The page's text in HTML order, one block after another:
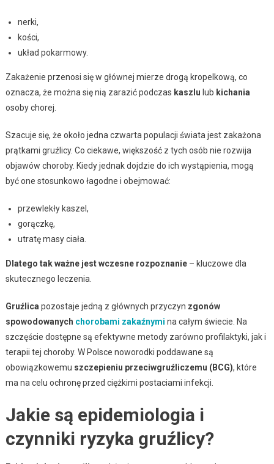
nerki,
kości,
układ pokarmowy.
Zakażenie przenosi się w głównej mierze drogą kropelkową, co
oznacza, że można się nią zarazić podczas kaszlu lub kichania
osoby chorej.
Szacuje się, że około jedna czwarta populacji świata jest zakażona
prątkami gruźlicy. Co ciekawe, większość z tych osób nie rozwija
objawów choroby. Kiedy jednak dojdzie do ich wystąpienia, mogą
być one stosunkowo łagodne i obejmować:
przewlekły kaszel,
gorączkę,
utratę masy ciała.
Dlatego tak ważne jest wczesne rozpoznanie– kluczowe dla
skutecznego leczenia.
Gruźlica pozostaje jedną z głównych przyczyn zgonów
spowodowanych chorobami zakaźnymi na całym świecie. Na
szczęście dostępne są efektywne metody zarówno profilaktyki, jak i
terapii tej choroby. W Polsce noworodki poddawane są
obowiązkowemu szczepieniu przeciwgruźliczemu (BCG), które
ma na celu ochronę przed ciężkimi postaciami infekcji.
Jakie są epidemiologia i
czynniki ryzyka gruźlicy?